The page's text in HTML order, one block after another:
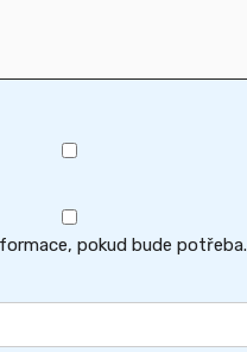
pokud bude potřeba.